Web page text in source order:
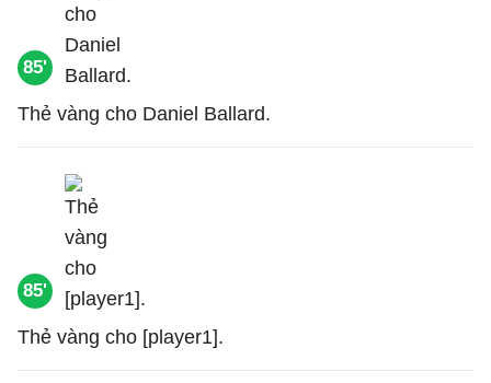
85'
Thẻ vàng cho Daniel Ballard.
85'
Thẻ vàng cho [player1].